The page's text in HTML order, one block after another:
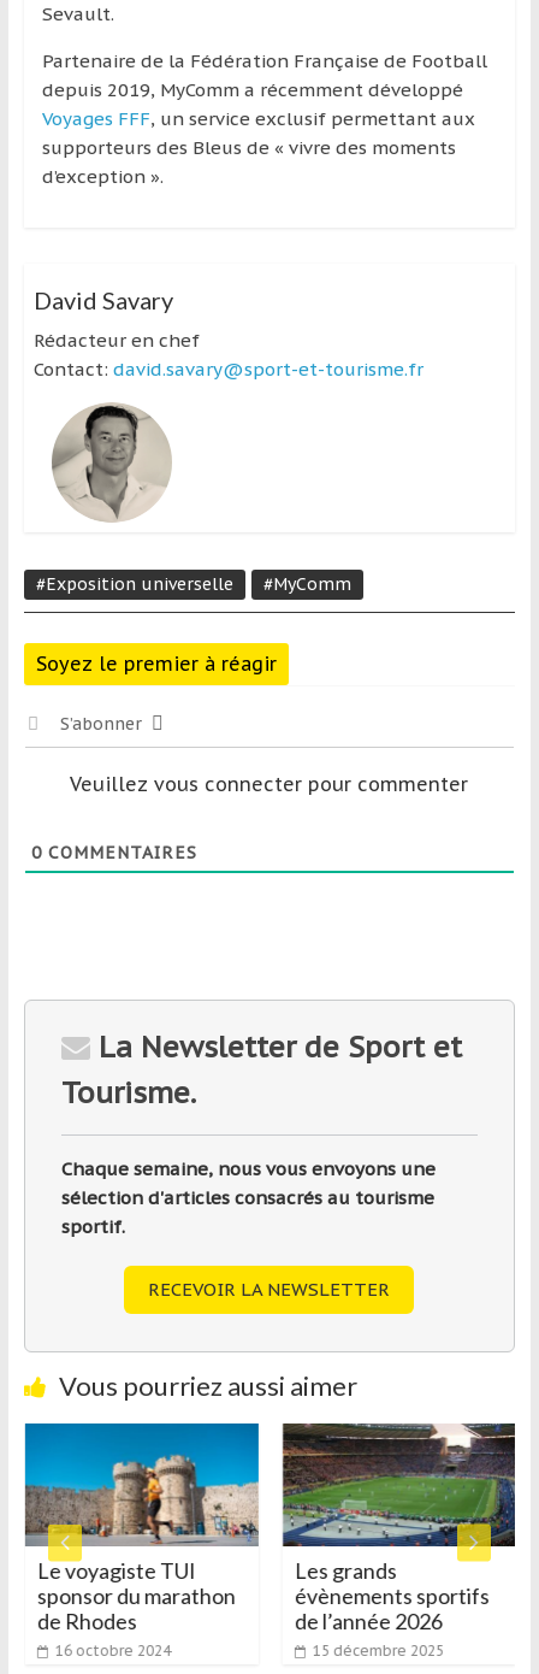
Sevault.
Partenaire de la Fédération Française de Football
depuis 2019, MyComm a récemment développé
Voyages FFF, un service exclusif permettant aux
supporteurs des Bleus de « vivre des moments
d’exception ».
David Savary
Rédacteur en chef
Contact: david.savary@sport-et-tourisme.fr
#Exposition universelle #MyComm
Soyez le premier à réagir
S’abonner
Veuillez vous connecter pour commenter
0COMMENTAIRES
La Newsletter de Sport et
Tourisme.
Chaque semaine, nous vous envoyons une
sélection d'articles consacrés au tourisme
sportif.
RECEVOIR LA NEWSLETTER
Vous pourriez aussi aimer
Le voyagiste TUI
sponsor du marathon
de Rhodes
16 octobre 2024
Les grands
évènements sportifs
de l’année 2026
15 décembre 2025